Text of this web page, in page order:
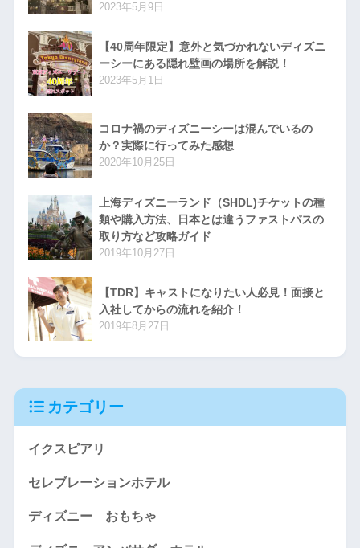
2023年5月9日
【40周年限定】意外と気づかれないディズニ
ーシーにある隠れ壁画の場所を解説！
2023年5月1日
コロナ禍のディズニーシーは混んでいるの
か？実際に行ってみた感想
2020年10月25日
上海ディズニーランド（SHDL)チケットの種
類や購入方法、日本とは違うファストパスの
取り方など攻略ガイド
2019年10月27日
【TDR】キャストになりたい人必見！面接と
入社してからの流れを紹介！
2019年8月27日
カテゴリー
イクスピアリ
セレブレーションホテル
ディズニー おもちゃ